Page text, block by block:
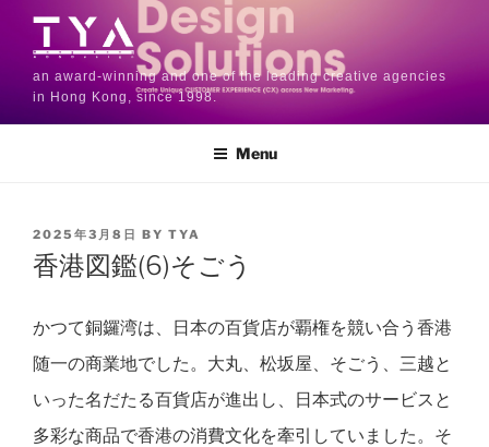
an award-winning and one of the leading creative agencies
in Hong Kong, since 1998.
Menu
2025年3月8日 BY TYA
香港図鑑(6)そごう
かつて銅鑼湾は、日本の百貨店が覇権を競い合う香港
随一の商業地でした。大丸、松坂屋、そごう、三越と
いった名だたる百貨店が進出し、日本式のサービスと
多彩な商品で香港の消費文化を牽引していました。そ